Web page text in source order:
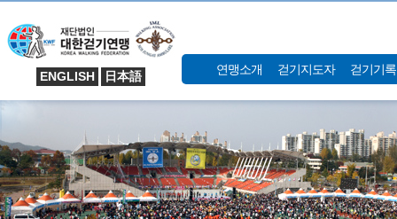
ENGLISH 日本語 연맹소개 걷기지도자 걷기기